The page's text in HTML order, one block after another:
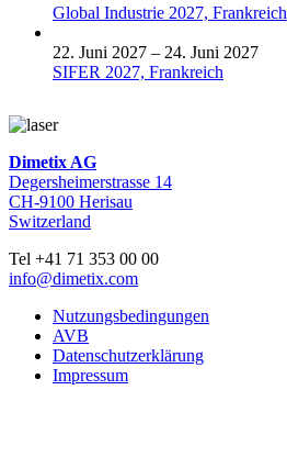
Global Industrie 2027, Frankreich
22. Juni 2027 – 24. Juni 2027
SIFER 2027, Frankreich
Dimetix AG
Degersheimerstrasse 14
CH-9100 Herisau
Switzerland
Tel +41 71 353 00 00
info@dimetix.com
Nutzungsbedingungen
AVB
Datenschutzerklärung
Impressum